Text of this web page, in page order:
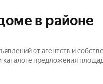
в районе
от агентств и
предложения